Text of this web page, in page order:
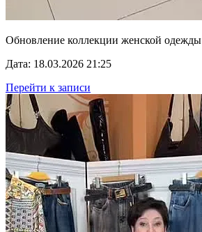
Обновление коллекции женской одежды
Дата: 18.03.2026 21:25
Перейти к записи